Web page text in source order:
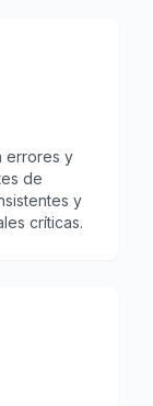
errores y
de
y
críticas.